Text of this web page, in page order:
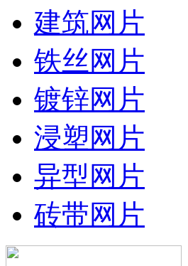
建筑网片
铁丝网片
镀锌网片
浸塑网片
异型网片
砖带网片